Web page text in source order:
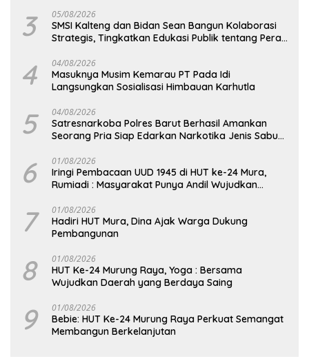
3 05/08/2026
SMSI Kalteng dan Bidan Sean Bangun Kolaborasi
Strategis, Tingkatkan Edukasi Publik tentang Peran
4 04/08/2026
Masuknya Musim Kemarau PT Pada Idi
Langsungkan Sosialisasi Himbauan Karhutla
5 04/08/2026
Satresnarkoba Polres Barut Berhasil Amankan
Seorang Pria Siap Edarkan Narkotika Jenis Sabu
6 01/08/2026
Iringi Pembacaan UUD 1945 di HUT ke-24 Mura,
Rumiadi : Masyarakat Punya Andil Wujudkan
7 01/08/2026
Hadiri HUT Mura, Dina Ajak Warga Dukung
Pembangunan
8 01/08/2026
HUT Ke-24 Murung Raya, Yoga : Bersama
Wujudkan Daerah yang Berdaya Saing
9 01/08/2026
Bebie: HUT Ke-24 Murung Raya Perkuat Semangat
Membangun Berkelanjutan